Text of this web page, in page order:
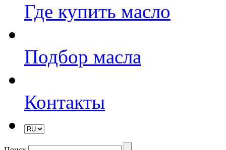
Где купить масло
Подбор масла
Контакты